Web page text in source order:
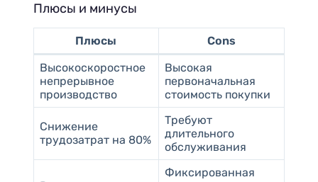
Плюсы и минусы
Плюсы
Cons
Высокоскоростное
непрерывное
производство
Высокая
первоначальная
стоимость покупки
Снижение
трудозатрат на 80%
Требуют
длительного
обслуживания
Фиксированная